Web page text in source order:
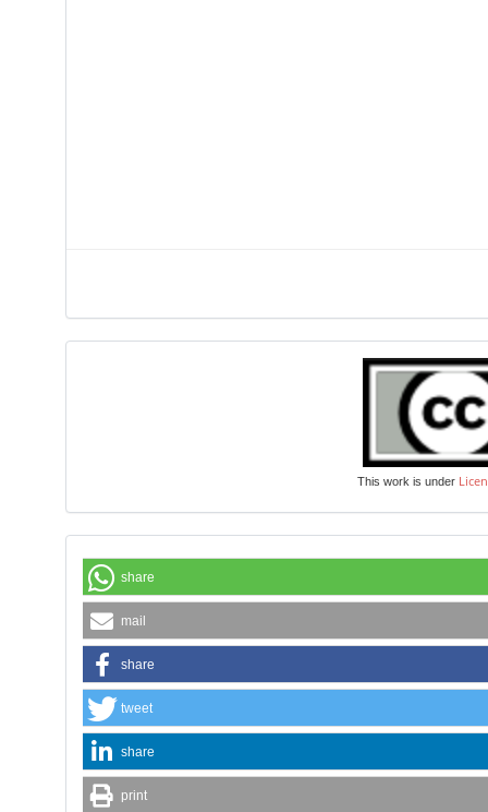
This work is under
share
mail
share
tweet
share
print